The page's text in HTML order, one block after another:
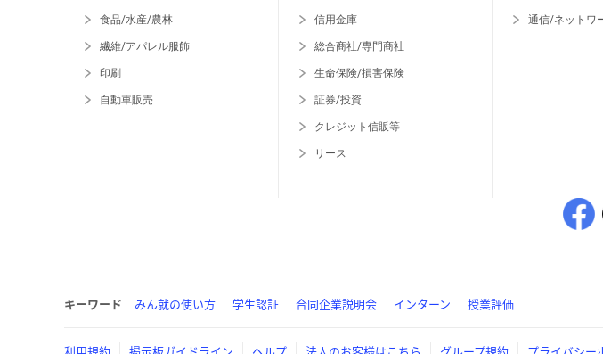
食品/水産/農林
繊維/アパレル服飾
印刷
自動車販売
信用金庫
総合商社/専門商社
生命保険/損害保険
証券/投資
クレジット信販等
リース
通信/ネットワ
キーワード みん就の使い方 学生認証 合同企業説明会 インターン 授業評価